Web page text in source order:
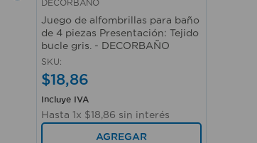
DECORBAÑO
Juego de alfombrillas para baño
de 4 piezas Presentación: Tejido
bucle gris. - DECORBAÑO
SKU:
$18,86
Incluye IVA
Hasta 1x $18,86 sin interés
AGREGAR